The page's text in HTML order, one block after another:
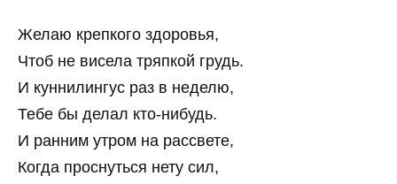
Желаю крепкого здоровья,
Чтоб не висела тряпкой грудь.
И куннилингус раз в неделю,
Тебе бы делал кто-нибудь.
И ранним утром на рассвете,
Когда проснуться нету сил,